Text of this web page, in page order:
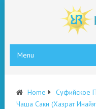
Menu
Home
Суфийское
Чаша Саки (Хазрат